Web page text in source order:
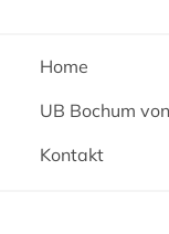
Home
UB Bochum
Kontakt